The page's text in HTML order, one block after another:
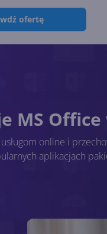
ofertę
MS
online i
aplikacjach